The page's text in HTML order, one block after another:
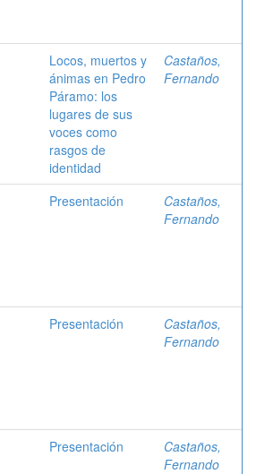
Locos, muertos y
ánimas en Pedro
Páramo: los
lugares de sus
voces como
rasgos de
identidad
Castaños,
Fernando
Presentación
Castaños,
Fernando
Presentación
Castaños,
Fernando
Presentación
Castaños,
Fernando